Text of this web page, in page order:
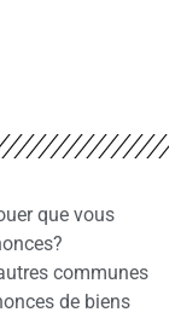
que vous
communes
de biens